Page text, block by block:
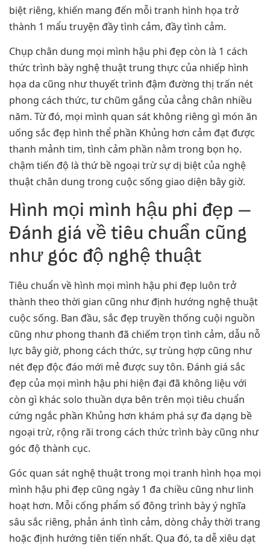
biệt riêng, khiến mang đến mỗi tranh hình họa trở
thành 1 mẩu truyện đầy tình cảm, đầy tình cảm.
Chụp chân dung mọi mình hậu phi đẹp còn là 1 cách
thức trình bày nghệ thuật trung thực của nhiếp hình
họa da cũng như thuyết trình đậm đường thị trấn nét
phong cách thức, tư chũm gắng của cẳng chân nhiều
năm. Từ đó, mọi mình quan sát không riêng gì món ăn
uống sắc đẹp hình thể phần Khủng hơn cảm đạt được
thanh mảnh tim, tình cảm phần nằm trong bọn họ.
chậm tiến độ là thứ bề ngoại trừ sự dị biệt của nghệ
thuật chân dung trong cuộc sống giao diện bây giờ.
Hình mọi mình hậu phi đẹp –
Đánh giá về tiêu chuẩn cũng
như góc độ nghệ thuật
Tiêu chuẩn về hình mọi mình hậu phi đẹp luôn trở
thành theo thời gian cũng như định hướng nghệ thuật
cuộc sống. Ban đầu, sắc đẹp truyền thống cuội nguồn
cũng như phong thanh đã chiếm trọn tình cảm, dẫu nỗ
lực bây giờ, phong cách thức, sự trùng hợp cũng như
nét đẹp độc đáo mới mẻ được suy tôn. Đánh giá sắc
đẹp của mọi mình hậu phi hiện đại đã không liệu với
còn gì khác solo thuần dựa bên trên mọi tiêu chuẩn
cứng ngắc phần Khủng hơn khám phá sự đa dạng bề
ngoại trừ, rộng rãi trong cách thức trình bày cũng như
góc độ thành cục.
Góc quan sát nghệ thuật trong mọi tranh hình họa mọi
mình hậu phi đẹp cũng ngày 1 đa chiều cũng như linh
hoạt hơn. Mỗi cống phẩm số đông trình bày ý nghĩa
sâu sắc riêng, phản ánh tình cảm, dòng chảy thời trang
hoặc định hướng tiên tiến nhất. Qua đó, ta dễ xiêu dạt